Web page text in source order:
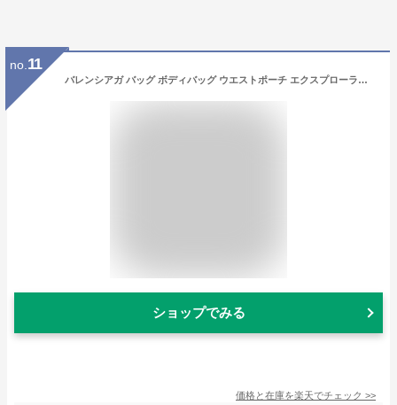
no. 11
バレンシアガ バッグ ボディバッグ ウエストポーチ エクスプローラー サスティナブル ブラック メンズ レディース BALENCIAGA 482389 2JMF7 1000
ショップでみる
価格と在庫を楽天でチェック >>